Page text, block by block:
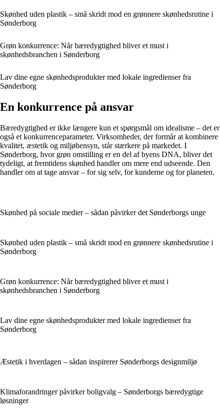
Skønhed uden plastik – små skridt mod en grønnere skønhedsrutine i
Sønderborg
Grøn konkurrence: Når bæredygtighed bliver et must i
skønhedsbranchen i Sønderborg
Lav dine egne skønhedsprodukter med lokale ingredienser fra
Sønderborg
En konkurrence på ansvar
Bæredygtighed er ikke længere kun et spørgsmål om idealisme – det er
også et konkurrenceparameter. Virksomheder, der formår at kombinere
kvalitet, æstetik og miljøhensyn, står stærkere på markedet. I
Sønderborg, hvor grøn omstilling er en del af byens DNA, bliver det
tydeligt, at fremtidens skønhed handler om mere end udseende. Den
handler om at tage ansvar – for sig selv, for kunderne og for planeten.
Skønhed på sociale medier – sådan påvirker det Sønderborgs unge
Skønhed uden plastik – små skridt mod en grønnere skønhedsrutine i
Sønderborg
Grøn konkurrence: Når bæredygtighed bliver et must i
skønhedsbranchen i Sønderborg
Lav dine egne skønhedsprodukter med lokale ingredienser fra
Sønderborg
Æstetik i hverdagen – sådan inspirerer Sønderborgs designmiljø
Klimaforandringer påvirker boligvalg – Sønderborgs bæredygtige
løsninger